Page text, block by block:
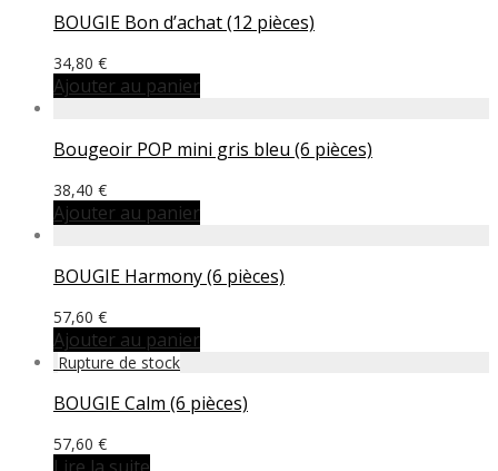
BOUGIE Bon d’achat (12 pièces)
34,80 €
Ajouter au panier
Bougeoir POP mini gris bleu (6 pièces)
38,40 €
Ajouter au panier
BOUGIE Harmony (6 pièces)
57,60 €
Ajouter au panier
BOUGIE Calm (6 pièces)
57,60 €